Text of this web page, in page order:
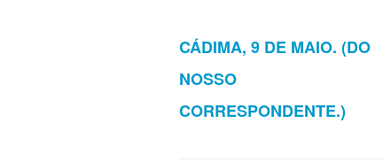
CÁDIMA, 9 DE MAIO. (DO
NOSSO
CORRESPONDENTE.)